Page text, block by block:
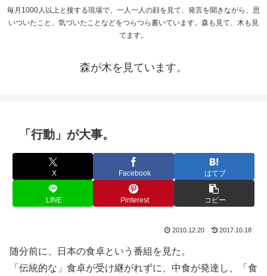
毎月1000人以上と接する現場で、一人一人の顔を見て、発言を聞きながら、思
いついたこと、気づいたことなどをつらつら書いています。森も見て、木も見
てます。
森が木を見ています。
「行動」が大事。
X Facebook はてブ
LINE Pinterest コピー
2010.12.20 2017.10.18
随分前に、日本の食卓という番組を見た。
「伝統的な」食卓が受け継がれずに、中食が発達し、「食